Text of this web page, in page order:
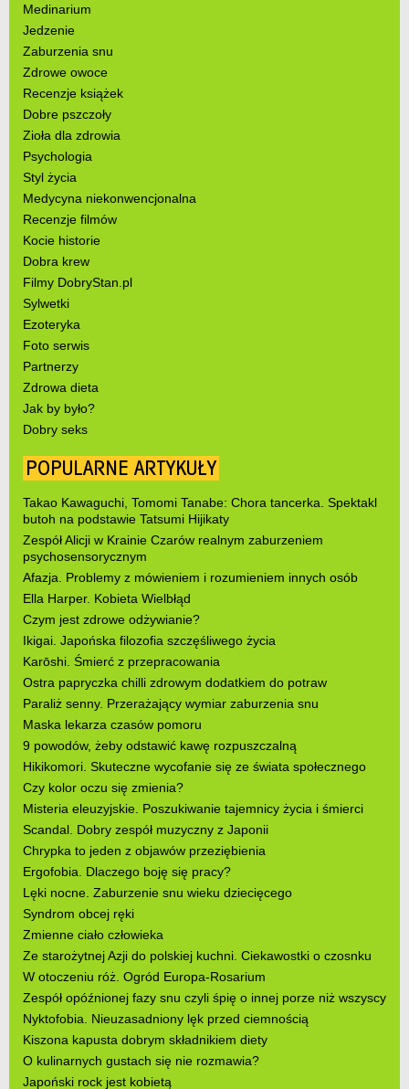
Medinarium
Jedzenie
Zaburzenia snu
Zdrowe owoce
Recenzje książek
Dobre pszczoły
Zioła dla zdrowia
Psychologia
Styl życia
Medycyna niekonwencjonalna
Recenzje filmów
Kocie historie
Dobra krew
Filmy DobryStan.pl
Sylwetki
Ezoteryka
Foto serwis
Partnerzy
Zdrowa dieta
Jak by było?
Dobry seks
POPULARNE ARTYKUŁY
Takao Kawaguchi, Tomomi Tanabe: Chora tancerka. Spektakl
butoh na podstawie Tatsumi Hijikaty
Zespół Alicji w Krainie Czarów realnym zaburzeniem
psychosensorycznym
Afazja. Problemy z mówieniem i rozumieniem innych osób
Ella Harper. Kobieta Wielbłąd
Czym jest zdrowe odżywianie?
Ikigai. Japońska filozofia szczęśliwego życia
Karōshi. Śmierć z przepracowania
Ostra papryczka chilli zdrowym dodatkiem do potraw
Paraliż senny. Przerażający wymiar zaburzenia snu
Maska lekarza czasów pomoru
9 powodów, żeby odstawić kawę rozpuszczalną
Hikikomori. Skuteczne wycofanie się ze świata społecznego
Czy kolor oczu się zmienia?
Misteria eleuzyjskie. Poszukiwanie tajemnicy życia i śmierci
Scandal. Dobry zespół muzyczny z Japonii
Chrypka to jeden z objawów przeziębienia
Ergofobia. Dlaczego boję się pracy?
Lęki nocne. Zaburzenie snu wieku dziecięcego
Syndrom obcej ręki
Zmienne ciało człowieka
Ze starożytnej Azji do polskiej kuchni. Ciekawostki o czosnku
W otoczeniu róż. Ogród Europa-Rosarium
Zespół opóźnionej fazy snu czyli śpię o innej porze niż wszyscy
Nyktofobia. Nieuzasadniony lęk przed ciemnością
Kiszona kapusta dobrym składnikiem diety
O kulinarnych gustach się nie rozmawia?
Japoński rock jest kobietą